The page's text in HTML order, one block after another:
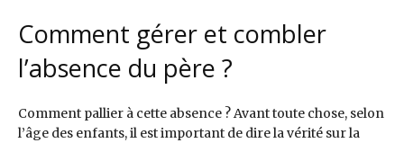
Comment gérer et combler
l’absence du père ?
Comment pallier à cette absence ? Avant toute chose, selon
l’âge des enfants, il est important de dire la vérité sur la